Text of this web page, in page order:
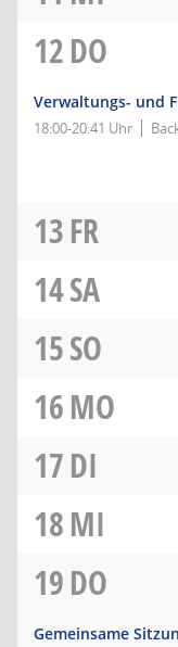
12DO
Verwaltungs- und
18:00-20:41 Uhr
13FR
14SA
15SO
16MO
17DI
18MI
19DO
Gemeinsame